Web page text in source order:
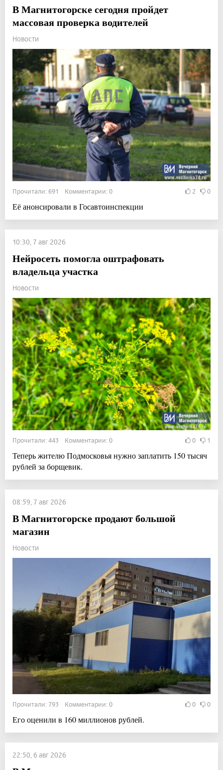
В Магнитогорске сегодня пройдет
массовая проверка водителей
Новости
Прочитали: 691 Комментарии: 0 2 0
Её анонсировали в Госавтоинспекции
10:30, 7 авг 2026
Нейросеть помогла оштрафовать
владельца участка
Новости
Прочитали: 443 Комментарии: 0 0 1
Теперь жителю Подмосковья нужно заплатить 150 тысяч
рублей за борщевик.
08:59, 7 авг 2026
В Магнитогорске продают большой
магазин
Новости
Прочитали: 793 Комментарии: 0 0 0
Его оценили в 160 миллионов рублей.
22:50, 6 авг 2026